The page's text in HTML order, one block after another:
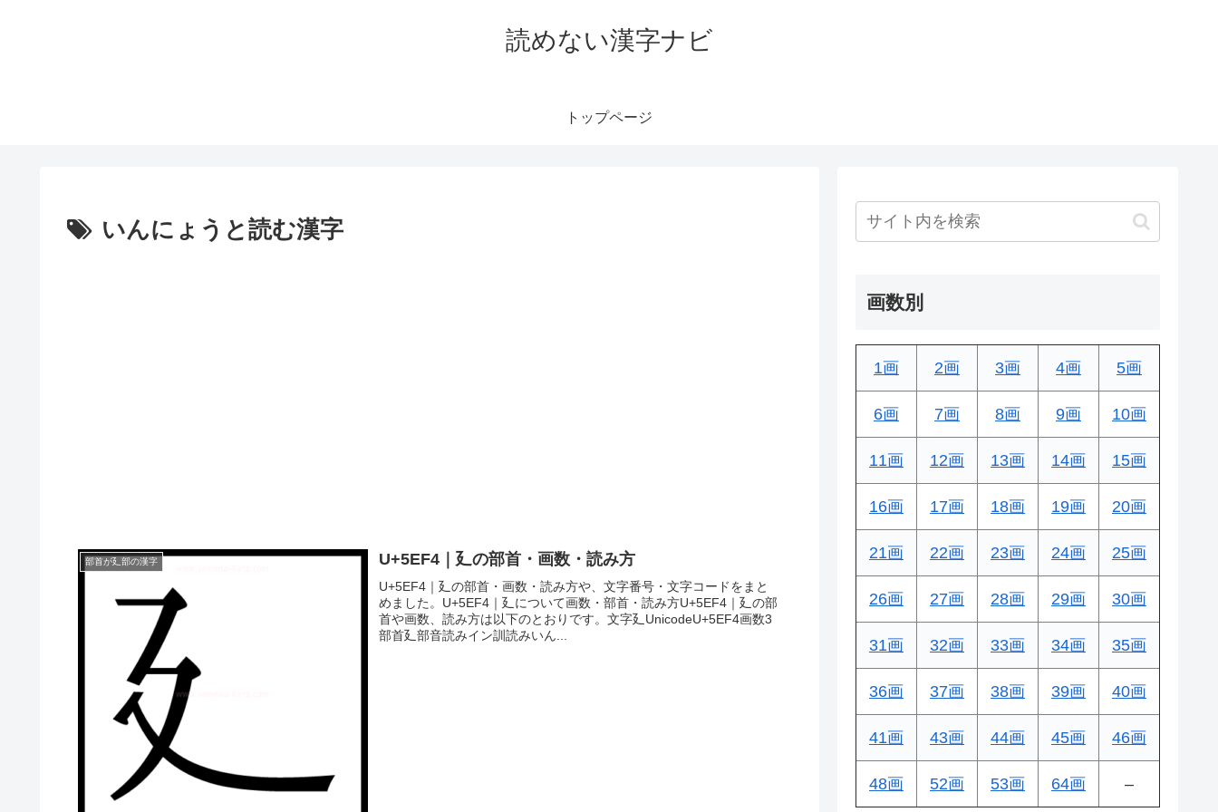
読めない漢字ナビ
トップページ
いんにょうと読む漢字
部首が廴部の漢字 U+5EF4｜廴の部首・画数・読み方
U+5EF4｜廴の部首・画数・読み方や、文字番号・文字コードをまと
めました。U+5EF4｜廴について画数・部首・読み方U+5EF4｜廴の部
首や画数、読み方は以下のとおりです。文字廴UnicodeU+5EF4画数3
部首廴部音読みイン訓読みいん...
画数別
1画 2画 3画 4画 5画
6画 7画 8画 9画 10画
11画 12画 13画 14画 15画
16画 17画 18画 19画 20画
21画 22画 23画 24画 25画
26画 27画 28画 29画 30画
31画 32画 33画 34画 35画
36画 37画 38画 39画 40画
41画 43画 44画 45画 46画
48画 52画 53画 64画 –